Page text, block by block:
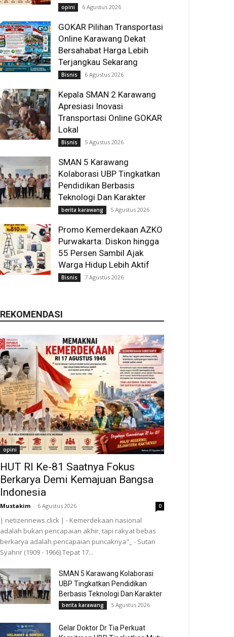
opini 6 Agustus 2026
GOKAR Pilihan Transportasi
Online Karawang Dekat
Bersahabat Harga Lebih
Terjangkau Sekarang
Bisnis 6 Agustus 2026
Kepala SMAN 2 Karawang
Apresiasi Inovasi
Transportasi Online GOKAR
Lokal
Bisnis 5 Agustus 2026
SMAN 5 Karawang
Kolaborasi UBP Tingkatkan
Pendidikan Berbasis
Teknologi Dan Karakter
berita karawang 5 Agustus 2026
Promo Kemerdekaan AZKO
Purwakarta: Diskon hingga
55 Persen Sambil Ajak
Warga Hidup Lebih Aktif
Bisnis 7 Agustus 2026
REKOMENDASI
opini
HUT RI Ke-81 Saatnya Fokus
Berkarya Demi Kemajuan Bangsa
Indonesia
Mustakim - 6 Agustus 2026 0
| netizennews.click | - Kemerdekaan nasional
adalah bukan pencapaian akhir, tapi rakyat bebas
berkarya adalah pencapaian puncaknya"_ - Sutan
Syahrir (1909 - 1966) Tepat 17...
SMAN 5 Karawang Kolaborasi
UBP Tingkatkan Pendidikan
Berbasis Teknologi Dan Karakter
berita karawang 5 Agustus 2026
Gelar Doktor Dr Tia Perkuat